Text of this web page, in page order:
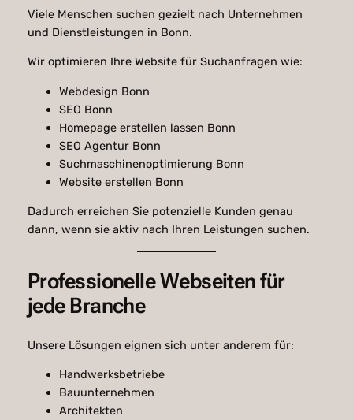
Viele Menschen suchen gezielt nach Unternehmen
und Dienstleistungen in Bonn.
Wir optimieren Ihre Website für Suchanfragen wie:
Webdesign Bonn
SEO Bonn
Homepage erstellen lassen Bonn
SEO Agentur Bonn
Suchmaschinenoptimierung Bonn
Website erstellen Bonn
Dadurch erreichen Sie potenzielle Kunden genau
dann, wenn sie aktiv nach Ihren Leistungen suchen.
Professionelle Webseiten für
jede Branche
Unsere Lösungen eignen sich unter anderem für:
Handwerksbetriebe
Bauunternehmen
Architekten